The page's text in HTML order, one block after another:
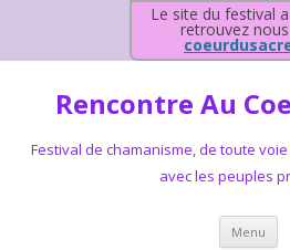
Le site du festival
retrouvez
Rencontre Au
Festival de chamanisme, de toute
avec les peuples
Menu